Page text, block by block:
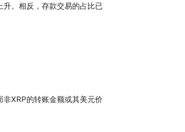
。相反，存款交易的占比已
XRP的转账金额或其美元价